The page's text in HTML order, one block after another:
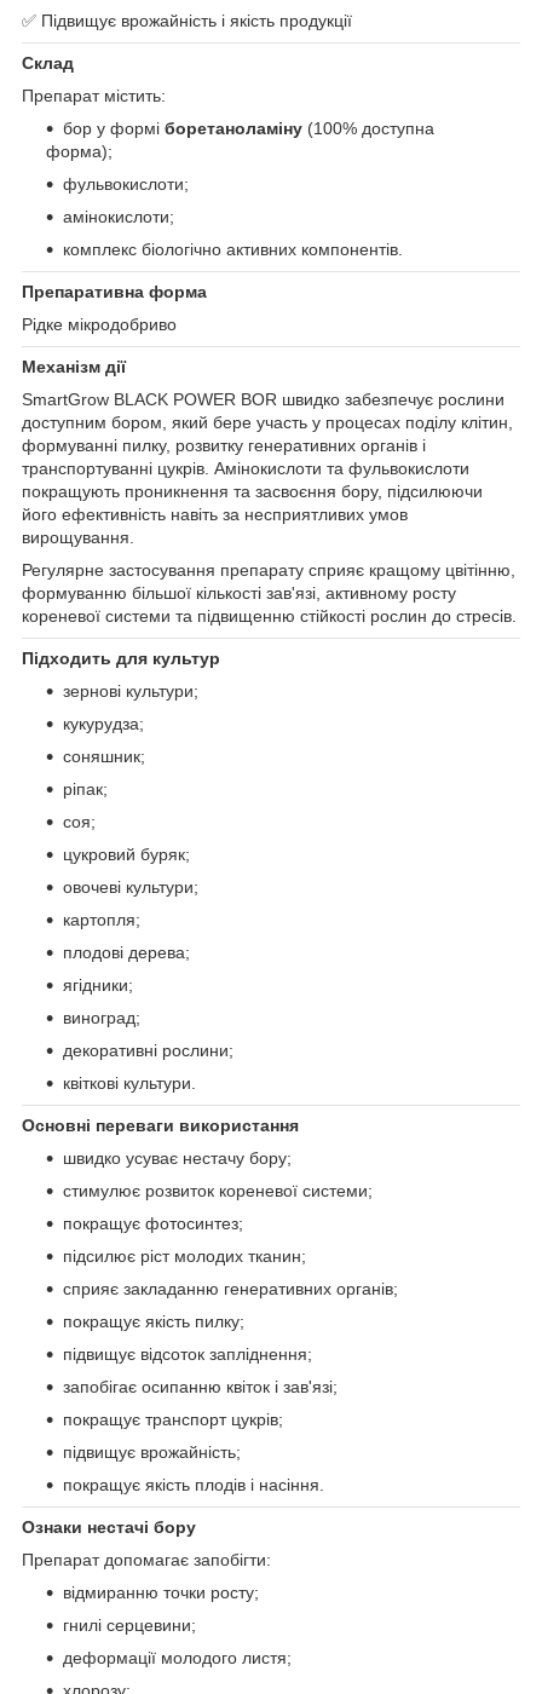
✅ Підвищує врожайність і якість продукції
Склад
Препарат містить:
бор у формі боретаноламіну (100% доступна
форма);
фульвокислоти;
амінокислоти;
комплекс біологічно активних компонентів.
Препаративна форма
Рідке мікродобриво
Механізм дії
SmartGrow BLACK POWER BOR швидко забезпечує рослини
доступним бором, який бере участь у процесах поділу клітин,
формуванні пилку, розвитку генеративних органів і
транспортуванні цукрів. Амінокислоти та фульвокислоти
покращують проникнення та засвоєння бору, підсилюючи
його ефективність навіть за несприятливих умов
вирощування.
Регулярне застосування препарату сприяє кращому цвітінню,
формуванню більшої кількості зав'язі, активному росту
кореневої системи та підвищенню стійкості рослин до стресів.
Підходить для культур
зернові культури;
кукурудза;
соняшник;
ріпак;
соя;
цукровий буряк;
овочеві культури;
картопля;
плодові дерева;
ягідники;
виноград;
декоративні рослини;
квіткові культури.
Основні переваги використання
швидко усуває нестачу бору;
стимулює розвиток кореневої системи;
покращує фотосинтез;
підсилює ріст молодих тканин;
сприяє закладанню генеративних органів;
покращує якість пилку;
підвищує відсоток запліднення;
запобігає осипанню квіток і зав'язі;
покращує транспорт цукрів;
підвищує врожайність;
покращує якість плодів і насіння.
Ознаки нестачі бору
Препарат допомагає запобігти:
відмиранню точки росту;
гнилі серцевини;
деформації молодого листя;
хлорозу;